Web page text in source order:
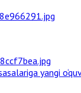
yangi